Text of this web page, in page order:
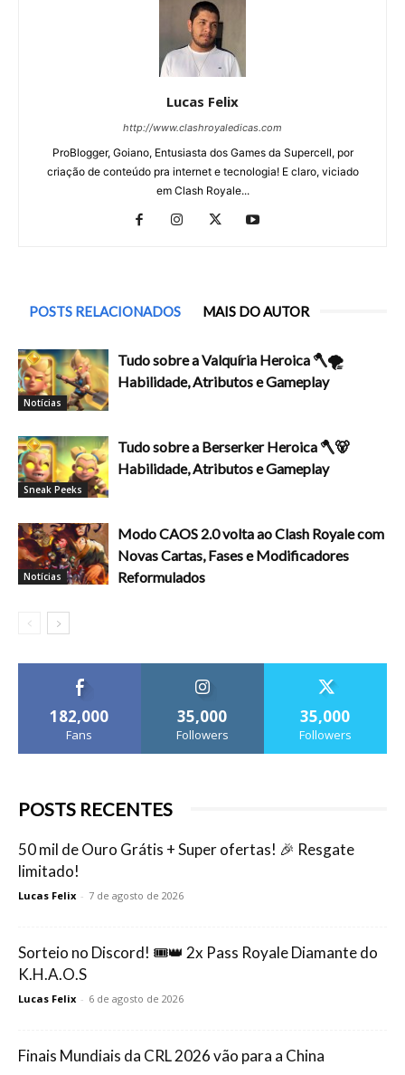
Lucas Felix
http://www.clashroyaledicas.com
ProBlogger, Goiano, Entusiasta dos Games da Supercell, por
criação de conteúdo pra internet e tecnologia! E claro, viciado
em Clash Royale...
POSTS RELACIONADOS MAIS DO AUTOR
Notícias
Tudo sobre a Valquíria Heroica 🪓🌪️
Habilidade, Atributos e Gameplay
Sneak Peeks
Tudo sobre a Berserker Heroica 🪓🐻
Habilidade, Atributos e Gameplay
Notícias
Modo CAOS 2.0 volta ao Clash Royale com
Novas Cartas, Fases e Modificadores
Reformulados
182,000
Fans
35,000
Followers
35,000
Followers
POSTS RECENTES
50 mil de Ouro Grátis + Super ofertas! 🎉 Resgate
limitado!
Lucas Felix - 7 de agosto de 2026
Sorteio no Discord! 🎟️👑 2x Pass Royale Diamante do
K.H.A.O.S
Lucas Felix - 6 de agosto de 2026
Finais Mundiais da CRL 2026 vão para a China